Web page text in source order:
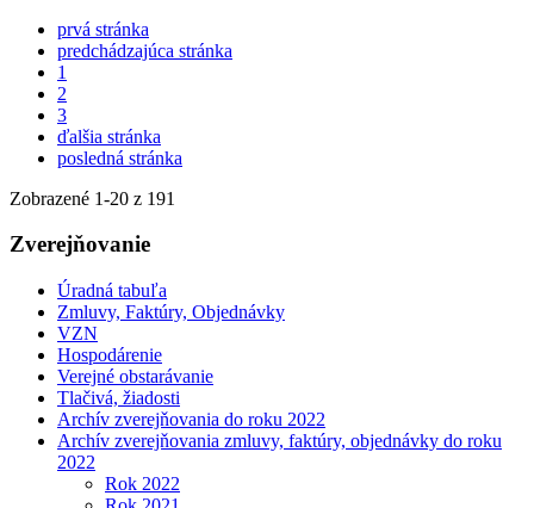
prvá stránka
predchádzajúca stránka
1
2
3
ďalšia stránka
posledná stránka
Zobrazené 1-20 z 191
Zverejňovanie
Úradná tabuľa
Zmluvy, Faktúry, Objednávky
VZN
Hospodárenie
Verejné obstarávanie
Tlačivá, žiadosti
Archív zverejňovania do roku 2022
Archív zverejňovania zmluvy, faktúry, objednávky do roku
2022
Rok 2022